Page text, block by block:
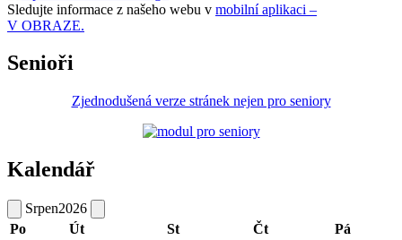
Sledujte informace z našeho webu v mobilní aplikaci –
V OBRAZE.
Senioři
Zjednodušená verze stránek nejen pro seniory
Kalendář
Srpen2026
Po
Út St Čt Pá